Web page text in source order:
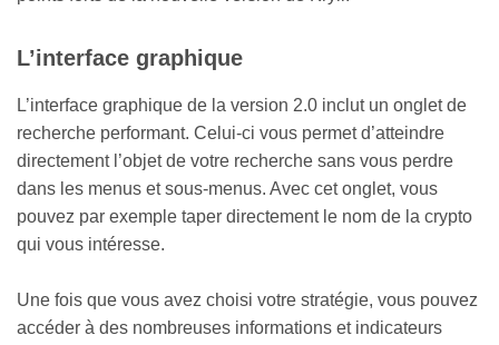
​L’interface graphique
L’interface graphique de la version 2.0 inclut un onglet de
recherche performant. Celui-ci vous permet d’atteindre
directement l’objet de votre recherche sans vous perdre
dans les menus et sous-menus. Avec cet onglet, vous
pouvez par exemple taper directement le nom de la crypto
qui vous intéresse.
Une fois que vous avez choisi votre stratégie, vous pouvez
accéder à des nombreuses informations et indicateurs